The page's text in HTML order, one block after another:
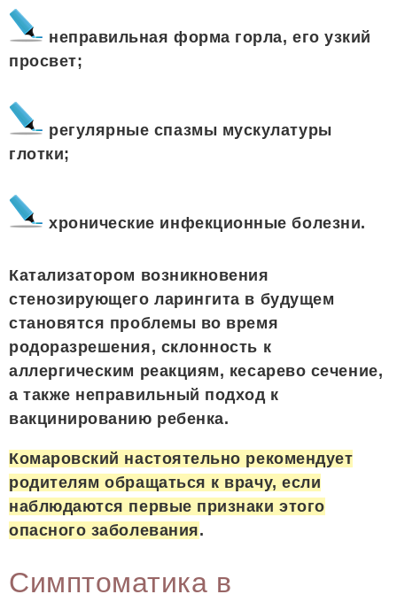
неправильная форма горла, его узкий
просвет;
регулярные спазмы мускулатуры
глотки;
хронические инфекционные болезни.
Катализатором возникновения
стенозирующего ларингита в будущем
становятся проблемы во время
родоразрешения, склонность к
аллергическим реакциям, кесарево сечение,
а также неправильный подход к
вакцинированию ребенка.
Комаровский настоятельно рекомендует
родителям обращаться к врачу, если
наблюдаются первые признаки этого
опасного заболевания.
Симптоматика в